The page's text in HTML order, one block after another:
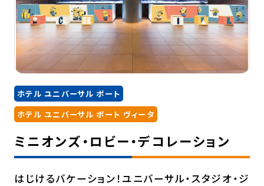
ホテル ユニバーサル ポート
ホテル ユニバーサル ポート ヴィータ
ミニオンズ・ロビー・デコレーション
はじけるバケーション！ユニバーサル・スタジオ・ジ